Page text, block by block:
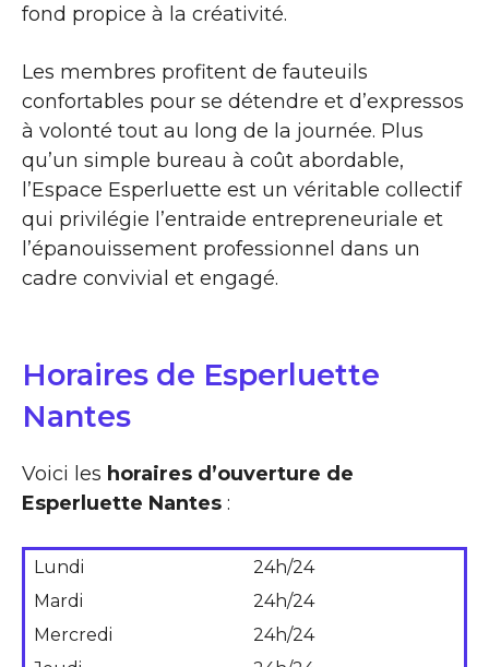
fond propice à la créativité.
Les membres profitent de fauteuils
confortables pour se détendre et d’expressos
à volonté tout au long de la journée. Plus
qu’un simple bureau à coût abordable,
l’Espace Esperluette est un véritable collectif
qui privilégie l’entraide entrepreneuriale et
l’épanouissement professionnel dans un
cadre convivial et engagé.
Horaires de Esperluette
Nantes
Voici les horaires d’ouverture de
Esperluette Nantes :
Lundi
24h/24
Mardi
24h/24
Mercredi
24h/24